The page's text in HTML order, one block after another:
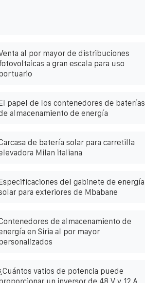
al por mayor de distribuciones
a gran escala para uso
El papel de los contenedores de baterías
almacenamiento de energía
de batería solar para carretilla
Milan italiana
Especificaciones del gabinete de energía
para exteriores de Mbabane
de almacenamiento de
en Siria al por mayor
vatios de potencia puede
un inversor de 48 V y 12 A